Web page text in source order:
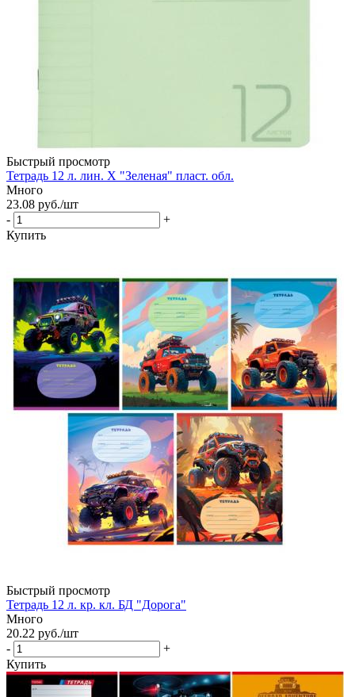
Быстрый просмотр
Тетрадь 12 л. лин. Х "Зеленая" пласт. обл.
Много
23.08 руб./шт
-
+
Купить
Быстрый просмотр
Тетрадь 12 л. кр. кл. БД "Дорога"
Много
20.22 руб./шт
-
+
Купить